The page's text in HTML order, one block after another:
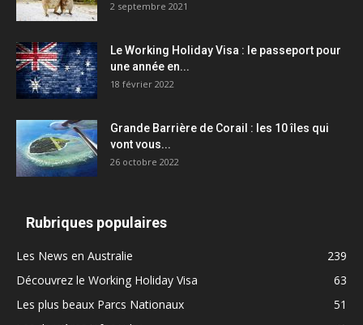
2 septembre 2021
Le Working Holiday Visa : le passeport pour
une année en...
18 février 2022
Grande Barrière de Corail : les 10 îles qui
vont vous...
26 octobre 2022
Rubriques populaires
Les News en Australie
239
Découvrez le Working Holiday Visa
63
Les plus beaux Parcs Nationaux
51